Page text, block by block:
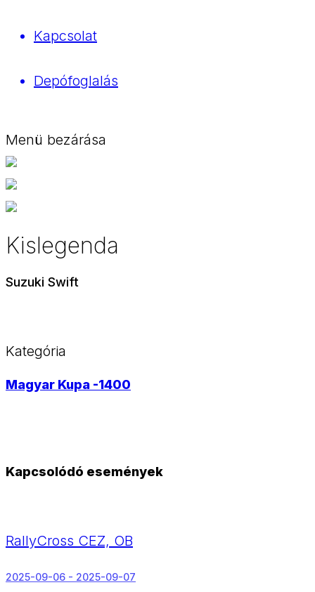
Kapcsolat
Depófoglalás
Menü bezárása
Kislegenda
Suzuki Swift
Kategória
Magyar Kupa -1400
Kapcsolódó események
RallyCross CEZ, OB
2025-09-06 - 2025-09-07